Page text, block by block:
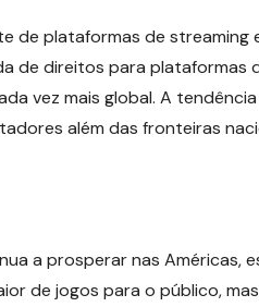
de plataformas de streaming
de direitos para plataformas
vez mais global. A
além das fronteiras
a prosperar nas Américas,
de jogos para o público,